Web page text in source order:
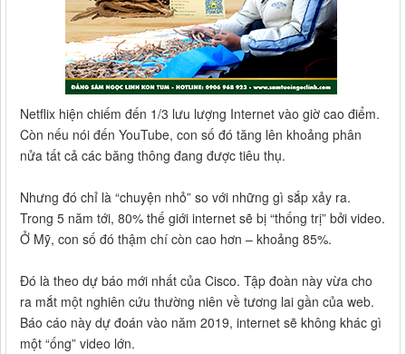
Netflix hiện chiếm đến 1/3 lưu lượng Internet vào giờ cao điểm.
Còn nếu nói đến YouTube, con số đó tăng lên khoảng phân
nửa tất cả các băng thông đang được tiêu thụ.
Nhưng đó chỉ là “chuyện nhỏ” so với những gì sắp xảy ra.
Trong 5 năm tới, 80% thế giới internet sẽ bị “thống trị” bởi video.
Ở Mỹ, con số đó thậm chí còn cao hơn – khoảng 85%.
Đó là theo dự báo mới nhất của Cisco. Tập đoàn này vừa cho
ra mắt một nghiên cứu thường niên về tương lai gần của web.
Báo cáo này dự đoán vào năm 2019, internet sẽ không khác gì
một “ống” video lớn.